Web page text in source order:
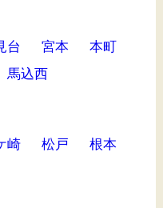
台 宮本
本町
馬込西
崎 松戸 根本